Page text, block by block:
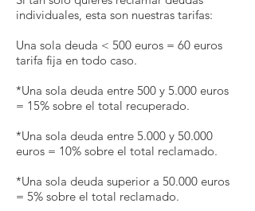
individuales, esta son nuestras tarifas:
Una sola deuda < 500 euros = 60 euros
tarifa fija en todo caso.
*Una sola deuda entre 500 y 5.000 euros
= 15% sobre el total recuperado.
*Una sola deuda entre 5.000 y 50.000
euros = 10% sobre el total reclamado.
*Una sola deuda superior a 50.000 euros
= 5% sobre el total reclamado.